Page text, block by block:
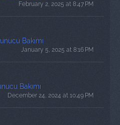
February 2, 2025 at 8:47 PM
Bakımı
January 5, 2025 at 8:16 PM
Bakımı
December 24, 2024 at 10:49 PM